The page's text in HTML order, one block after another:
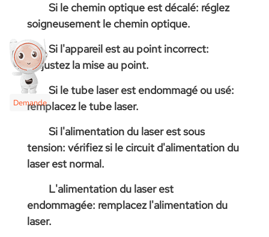
Si le chemin optique est décalé: réglez
soigneusement le chemin optique.
Si l'appareil est au point incorrect:
réajustez la mise au point.
Si le tube laser est endommagé ou usé:
remplacez le tube laser.
Si l'alimentation du laser est sous
tension: vérifiez si le circuit d'alimentation du
laser est normal.
L'alimentation du laser est
endommagée: remplacez l'alimentation du
laser.
Demande